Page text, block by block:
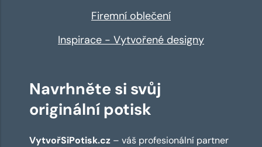
Firemní oblečení
Inspirace - Vytvořené designy
Navrhněte si svůj
originální potisk
VytvořSiPotisk.cz – váš profesionální partner